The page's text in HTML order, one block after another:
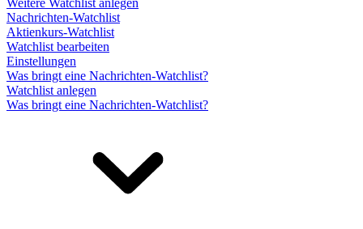
Weitere Watchlist anlegen
Nachrichten-Watchlist
Aktienkurs-Watchlist
Watchlist bearbeiten
Einstellungen
Was bringt eine Nachrichten-Watchlist?
Watchlist anlegen
Was bringt eine Nachrichten-Watchlist?